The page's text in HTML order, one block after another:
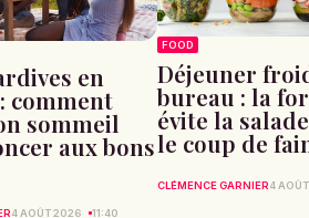
en
comment
sommeil
aux bons
4 AOÛT 2026 11:40
FOOD
Déjeuner
bureau : la
évite la
le coup de
CLÉMENCE GARNIER4